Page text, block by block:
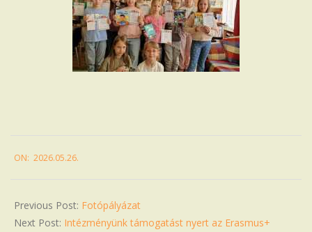
05-
ON: 2026.05.26.
Previous Post: Fotópályázat
Next Post: Intézményünk támogatást nyert az Erasmus+